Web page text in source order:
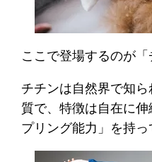
ここで登場するのが
チチンは自然界で知
質で、特徴は自在に
プリング能力」を持